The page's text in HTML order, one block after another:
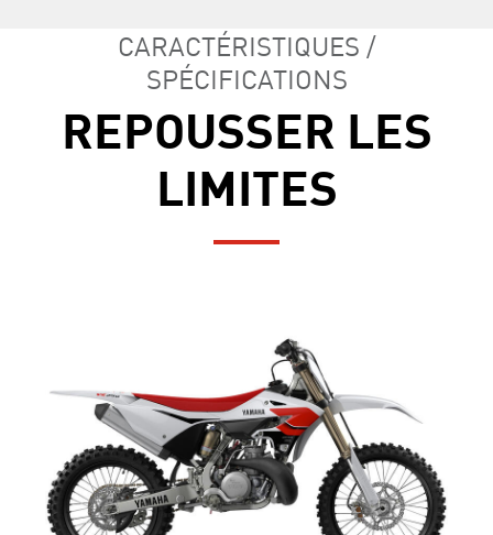
CARACTÉRISTIQUES /
SPÉCIFICATIONS
REPOUSSER LES
LIMITES